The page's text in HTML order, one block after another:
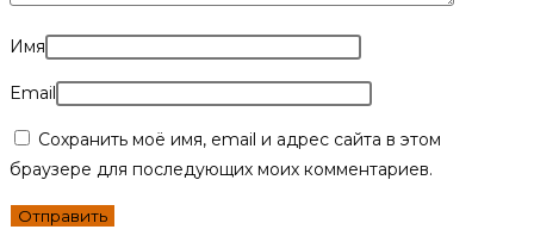
Имя
Email
Сохранить моё имя, email и адрес сайта в этом
браузере для последующих моих комментариев.